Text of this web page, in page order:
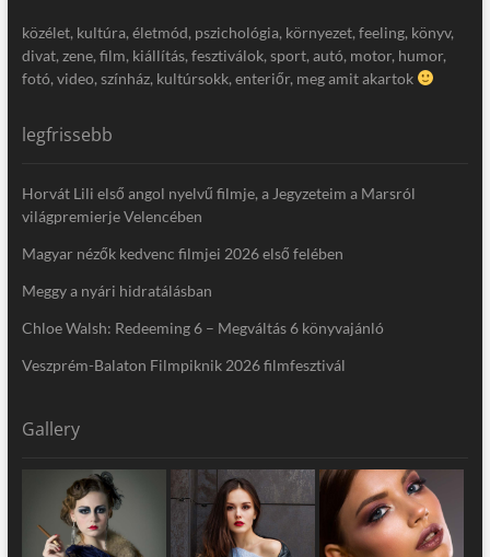
közélet, kultúra, életmód, pszichológia, környezet, feeling, könyv,
divat, zene, film, kiállítás, fesztiválok, sport, autó, motor, humor,
fotó, video, színház, kultúrsokk, enteriőr, meg amit akartok
legfrissebb
Horvát Lili első angol nyelvű filmje, a Jegyzeteim a Marsról
világpremierje Velencében
Magyar nézők kedvenc filmjei 2026 első felében
Meggy a nyári hidratálásban
Chloe Walsh: Redeeming 6 – Megváltás 6 könyvajánló
Veszprém-Balaton Filmpiknik 2026 filmfesztivál
Gallery